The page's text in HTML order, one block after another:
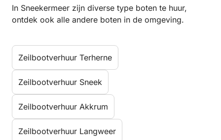
In Sneekermeer zijn diverse type boten te huur,
ontdek ook alle andere boten in de omgeving.
Zeilbootverhuur Terherne
Zeilbootverhuur Sneek
Zeilbootverhuur Akkrum
Zeilbootverhuur Langweer